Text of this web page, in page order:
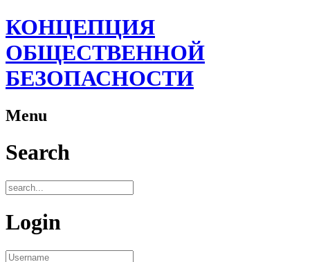
КОНЦЕПЦИЯ
ОБЩЕСТВЕННОЙ
БЕЗОПАСНОСТИ
Menu
Search
Login